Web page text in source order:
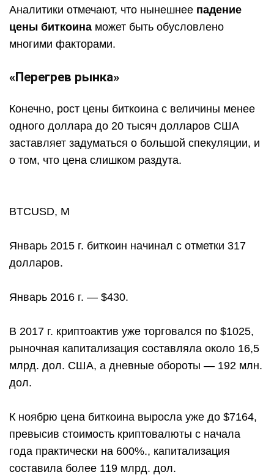
Аналитики отмечают, что нынешнее падение
цены биткоина может быть обусловлено
многими факторами.
«Перегрев рынка»
Конечно, рост цены биткоина с величины менее
одного доллара до 20 тысяч долларов США
заставляет задуматься о большой спекуляции, и
о том, что цена слишком раздута.
BTCUSD, M
Январь 2015 г. биткоин начинал с отметки 317
долларов.
Январь 2016 г. — $430.
В 2017 г. криптоактив уже торговался по $1025,
рыночная капитализация составляла около 16,5
млрд. дол. США, а дневные обороты — 192 млн.
дол.
К ноябрю цена биткоина выросла уже до $7164,
превысив стоимость криптовалюты с начала
года практически на 600%., капитализация
составила более 119 млрд. дол.